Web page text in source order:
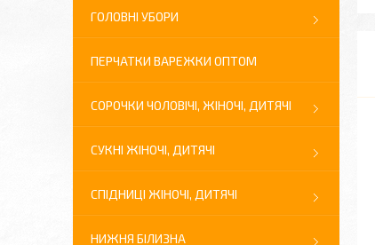
ГОЛОВНІ УБОРИ
ПЕРЧАТКИ ВАРЕЖКИ ОПТОМ
СОРОЧКИ ЧОЛОВІЧІ, ЖІНОЧІ, ДИТЯЧІ
СУКНІ ЖІНОЧІ, ДИТЯЧІ
СПІДНИЦІ ЖІНОЧІ, ДИТЯЧІ
НИЖНЯ БІЛИЗНА